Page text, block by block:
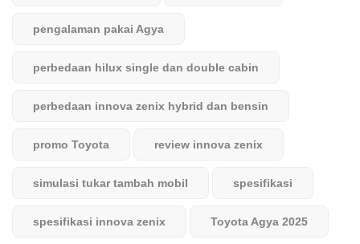
pengalaman pakai Agya
perbedaan hilux single dan double cabin
perbedaan innova zenix hybrid dan bensin
promo Toyota review innova zenix
simulasi tukar tambah mobil spesifikasi
spesifikasi innova zenix Toyota Agya 2025